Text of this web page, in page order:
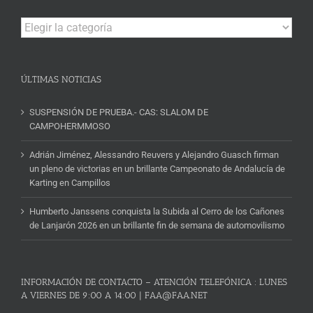
Campeonatos
y
ÚLTIMAS NOTICIAS
SUSPENSIÓN DE PRUEBA.- CAS: SLALOM DE
CAMPOHERMMOSO
Adrián Jiménez, Alessandro Reuvers y Alejandro Guasch firman
un pleno de victorias en un brillante Campeonato de Andalucía de
Karting en Campillos
Humberto Janssens conquista la Subida al Cerro de los Cañones
de Lanjarón 2026 en un brillante fin de semana de automovilismo
INFORMACIÓN DE CONTACTO – ATENCIÓN TELEFÓNICA : LUNES
A VIERNES DE 9:00 A 14:00 | FAA@FAA.NET